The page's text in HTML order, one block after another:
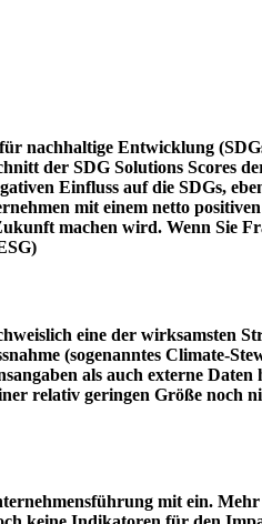
nachhaltige Entwicklung
der SDG Solutions Scores
Einfluss auf die SDGs,
mit einem netto
machen wird. Wenn Sie
eine der wirksamsten
(sogenanntes Climate-
als auch externe
relativ geringen Größe noch
mit ein. Mehr